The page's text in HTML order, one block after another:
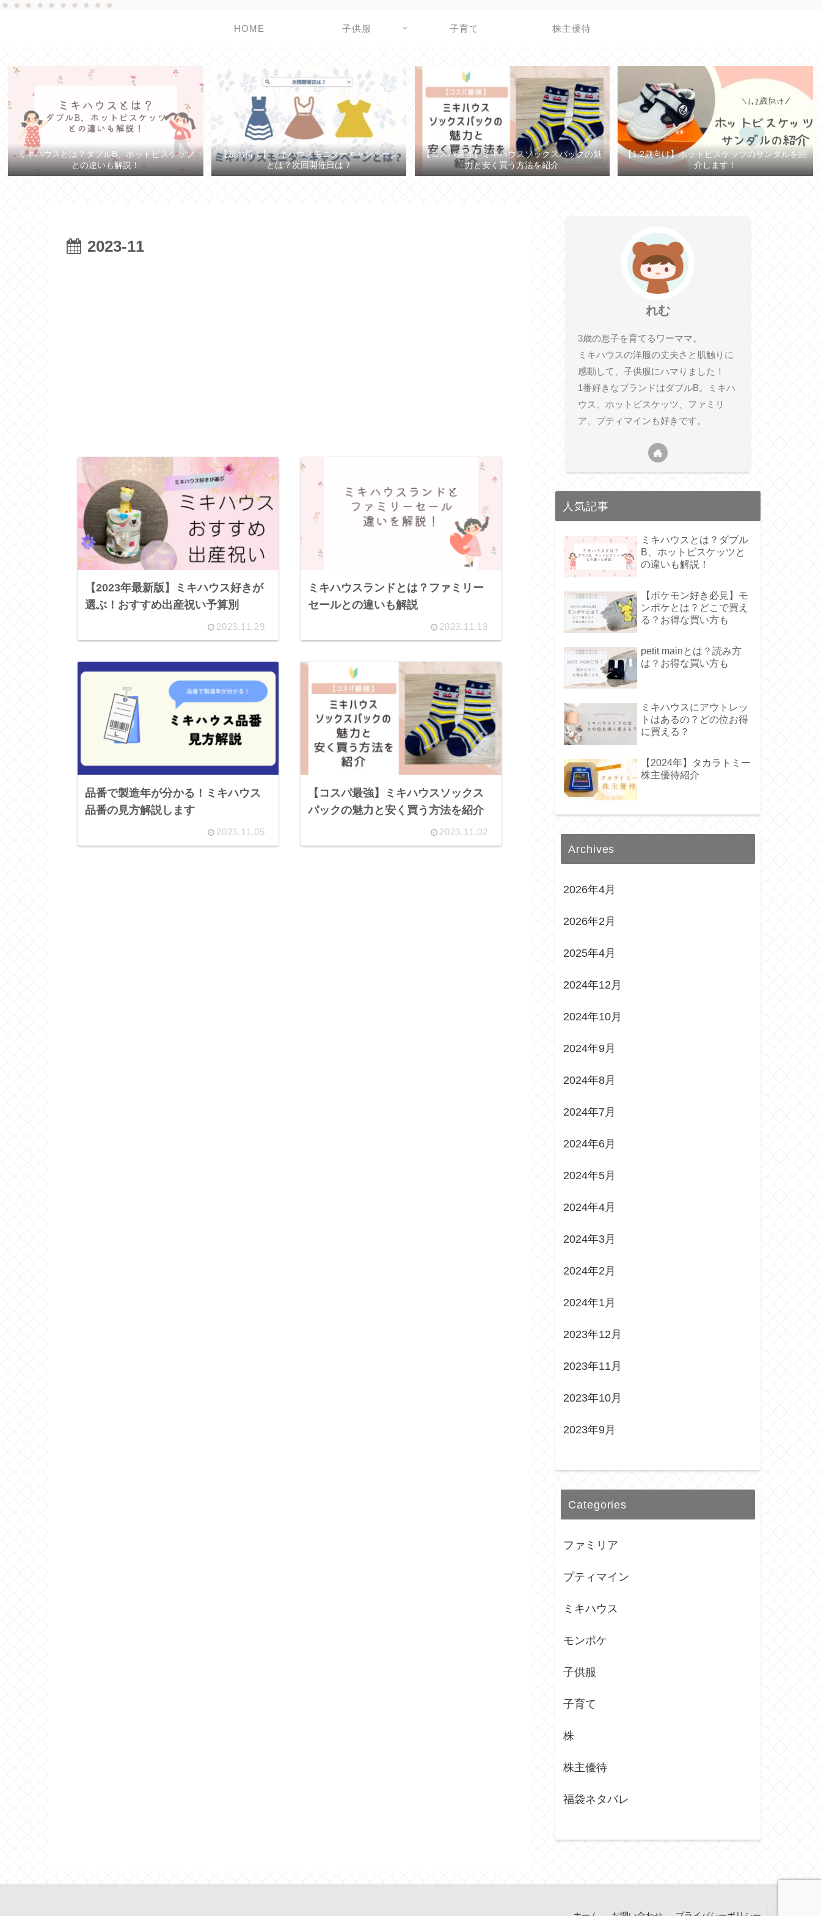
HOME 子供服 子育て 株主優待
ミキハウスとは？ダブルB、ホットビスケッツ
との違いも解説！
【超お得！】ミキハウスモニターキャンペーン
とは？次回開催日は？
【コスパ最強】ミキハウスソックスパックの魅
力と安く買う方法を紹介
【1,2歳向け】ホットビスケッツのサンダルを紹
介します！
2023-11
【2023年最新版】ミキハウス好きが
選ぶ！おすすめ出産祝い予算別
2023.11.29
ミキハウスランドとは？ファミリー
セールとの違いも解説
2023.11.13
品番で製造年が分かる！ミキハウス
品番の見方解説します
2023.11.05
【コスパ最強】ミキハウスソックス
パックの魅力と安く買う方法を紹介
2023.11.02
れむ
3歳の息子を育てるワーママ。
ミキハウスの洋服の丈夫さと肌触りに
感動して、子供服にハマりました！
1番好きなブランドはダブルB。ミキハ
ウス、ホットビスケッツ、ファミリ
ア、プティマインも好きです。
人気記事
ミキハウスとは？ダブル
B、ホットビスケッツと
の違いも解説！
【ポケモン好き必見】モ
ンポケとは？どこで買え
る？お得な買い方も
petit mainとは？読み方
は？お得な買い方も
ミキハウスにアウトレッ
トはあるの？どの位お得
に買える？
【2024年】タカラトミー
株主優待紹介
Archives
2026年4月
2026年2月
2025年4月
2024年12月
2024年10月
2024年9月
2024年8月
2024年7月
2024年6月
2024年5月
2024年4月
2024年3月
2024年2月
2024年1月
2023年12月
2023年11月
2023年10月
2023年9月
Categories
ファミリア
プティマイン
ミキハウス
モンポケ
子供服
子育て
株
株主優待
福袋ネタバレ